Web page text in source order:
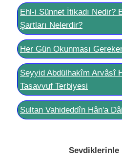
Ehl-i Sünnet İtikadı Nedir?
Şartları Nelerdir?
Her Gün Okunması
Seyyid Abdülhakîm Arvâsî
Tasavvuf Terbiyesi
Sultan Vahideddîn Hân'a
Sevdiklerinle